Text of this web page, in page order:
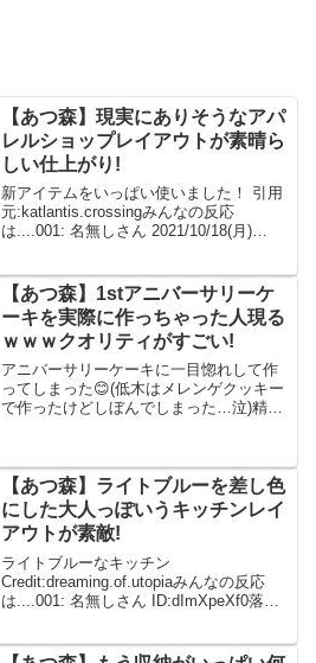
【あつ森】現実にありそうなアパ
レルショップレイアウトが素晴ら
しい仕上がり!
新アイテムをいっぱい使いました！ 引用
元:katlantis.crossingみんなの反応
は....001: 名無しさん 2021/10/18(月)
【あつ森】1stアニバーサリーケ
ーキを実際に作っちゃった人現る
ｗｗｗクオリティがすごい!
アニバーサリーケーキに一目惚れして作
ってしまった😊(低木はメレンゲクッキー
で作ったけどしぼんでしまった…泣)精進
(@M_yosika1104) Marc...
【あつ森】ライトブルーを差し色
にした大人っぽいうキッチンレイ
アウトが素敵!
ライトブルーなキッチン
Credit:dreaming.of.utopiaみんなの反応
は....001: 名無しさん ID:dImXpeXf0落ち
ID:caZ2...